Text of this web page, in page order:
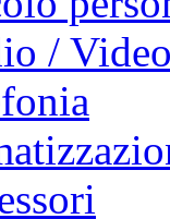
/ Video